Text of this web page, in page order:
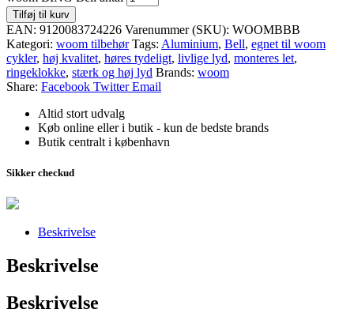
Tilføj til kurv
EAN: 9120083724226 Varenummer (SKU): WOOMBBB
Kategori: woom tilbehør Tags: Aluminium, Bell, egnet til woom
cykler, høj kvalitet, høres tydeligt, livlige lyd, monteres let,
ringeklokke, stærk og høj lyd Brands: woom
Share: Facebook Twitter Email
Altid stort udvalg
Køb online eller i butik - kun de bedste brands
Butik centralt i københavn
Sikker checkud
Beskrivelse
Beskrivelse
Beskrivelse